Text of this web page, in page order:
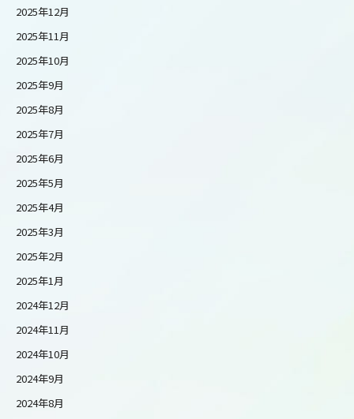
2025年12月
2025年11月
2025年10月
2025年9月
2025年8月
2025年7月
2025年6月
2025年5月
2025年4月
2025年3月
2025年2月
2025年1月
2024年12月
2024年11月
2024年10月
2024年9月
2024年8月